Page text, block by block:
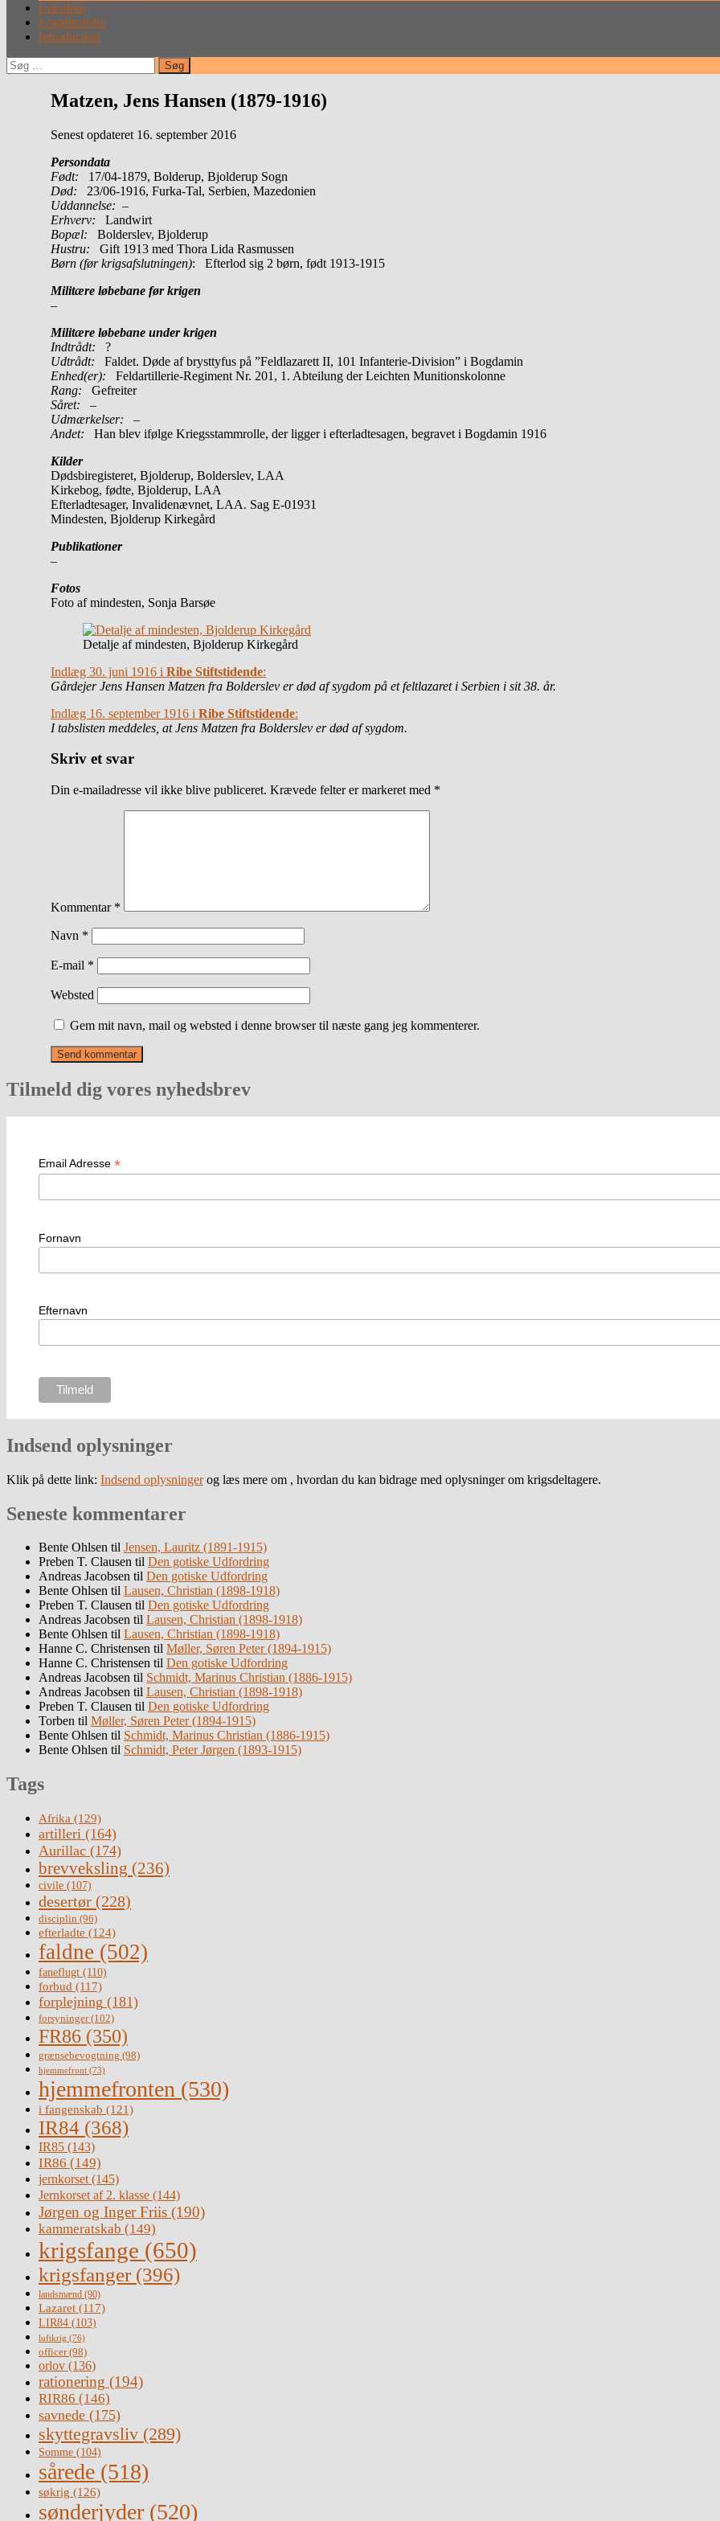
Leksikon
Lokalhistorie
Introduction
Søg
efter:
Matzen, Jens Hansen (1879-1916)
Senest opdateret 16. september 2016
Persondata
Født: 17/04-1879, Bolderup, Bjolderup Sogn
Død: 23/06-1916, Furka-Tal, Serbien, Mazedonien
Uddannelse: –
Erhverv: Landwirt
Bopæl: Bolderslev, Bjolderup
Hustru: Gift 1913 med Thora Lida Rasmussen
Børn (før krigsafslutningen): Efterlod sig 2 børn, født 1913-1915
Militære løbebane før krigen
–
Militære løbebane under krigen
Indtrådt: ?
Udtrådt: Faldet. Døde af brysttyfus på ”Feldlazarett II, 101 Infanterie-Division” i Bogdamin
Enhed(er):
Feldartillerie-Regiment Nr. 201, 1. Abteilung der Leichten Munitionskolonne
Rang:
Gefreiter
Såret: –
Udmærkelser: –
Andet: Han blev ifølge Kriegsstammrolle, der ligger i efterladtesagen, begravet i Bogdamin 1916
Kilder
Dødsbiregisteret, Bjolderup, Bolderslev, LAA
Kirkebog, fødte, Bjolderup, LAA
Efterladtesager, Invalidenævnet, LAA. Sag E-01931
Mindesten, Bjolderup Kirkegård
Publikationer
–
Fotos
Foto af mindesten, Sonja Barsøe
Detalje af mindesten, Bjolderup Kirkegård
Indlæg 30. juni 1916 i Ribe Stiftstidende:
Gårdejer Jens Hansen Matzen fra Bolderslev er død af sygdom på et feltlazaret i Serbien i sit 38. år.
Indlæg 16. september 1916 i Ribe Stiftstidende:
I tabslisten meddeles, at Jens Matzen fra Bolderslev er død af sygdom.
Skriv et svar
Din e-mailadresse vil ikke blive publiceret. Krævede felter er markeret med *
Kommentar *
Navn *
E-mail *
Websted
Gem mit navn, mail og websted i denne browser til næste gang jeg kommenterer.
Tilmeld dig vores nyhedsbrev
Email Adresse *
Fornavn
Efternavn
Indsend oplysninger
Klik på dette link: Indsend oplysningerog læs mere om , hvordan du kan bidrage med oplysninger om krigsdeltagere.
Seneste kommentarer
Bente Ohlsen til Jensen, Lauritz (1891-1915)
Preben T. Clausen til Den gotiske Udfordring
Andreas Jacobsen til Den gotiske Udfordring
Bente Ohlsen til Lausen, Christian (1898-1918)
Preben T. Clausen til Den gotiske Udfordring
Andreas Jacobsen til Lausen, Christian (1898-1918)
Bente Ohlsen til Lausen, Christian (1898-1918)
Hanne C. Christensen til Møller, Søren Peter (1894-1915)
Hanne C. Christensen til Den gotiske Udfordring
Andreas Jacobsen til Schmidt, Marinus Christian (1886-1915)
Andreas Jacobsen til Lausen, Christian (1898-1918)
Preben T. Clausen til Den gotiske Udfordring
Torben til Møller, Søren Peter (1894-1915)
Bente Ohlsen til Schmidt, Marinus Christian (1886-1915)
Bente Ohlsen til Schmidt, Peter Jørgen (1893-1915)
Tags
Afrika (129)
artilleri (164)
Aurillac (174)
brevveksling (236)
civile (107)
desertør (228)
disciplin (96)
efterladte (124)
faldne (502)
faneflugt (110)
forbud (117)
forplejning (181)
forsyninger(102)
FR86 (350)
grænsebevogtning (98)
hjemmefront (73)
hjemmefronten (530)
i fangenskab (121)
IR84 (368)
IR85 (143)
IR86 (149)
jernkorset(145)
Jernkorset af 2. klasse (144)
Jørgen og Inger Friis (190)
kammeratskab (149)
krigsfange (650)
krigsfanger (396)
landsmænd (90)
Lazaret (117)
LIR84 (103)
luftkrig (76)
officer(98)
orlov (136)
rationering (194)
RIR86 (146)
savnede (175)
skyttegravsliv (289)
Somme (104)
sårede (518)
søkrig (126)
sønderjyder (520)